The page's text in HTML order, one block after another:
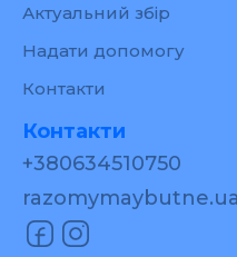
Актуальний збір
Надати допомогу
Контакти
Контакти
+380634510750